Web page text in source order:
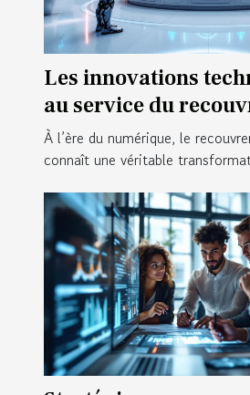
Les innovations
au service du
judiciaire
À l’ère du numérique, le
connaît une véritable